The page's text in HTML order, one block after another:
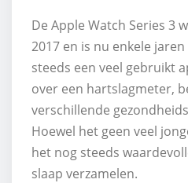
De Apple Watch Series 3
2017 en is nu enkele
steeds een veel gebruikt
over een hartslagmeter,
verschillende
Hoewel het geen veel
het nog steeds
slaap verzamelen.